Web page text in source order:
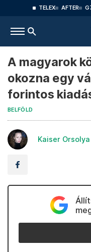
TELEX AFTER
A magyarok
okozna egy
forintos
BELFÖLD
Kaiser Orsolya